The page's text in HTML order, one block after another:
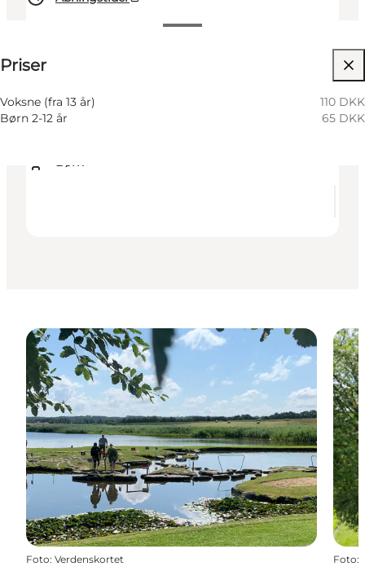
Priser
Voksne (fra 13 år)
110 DKK
Børn 2-12 år
65 DKK
Besøg hjemmeside
Børn
Foto: Verdenskortet Foto: